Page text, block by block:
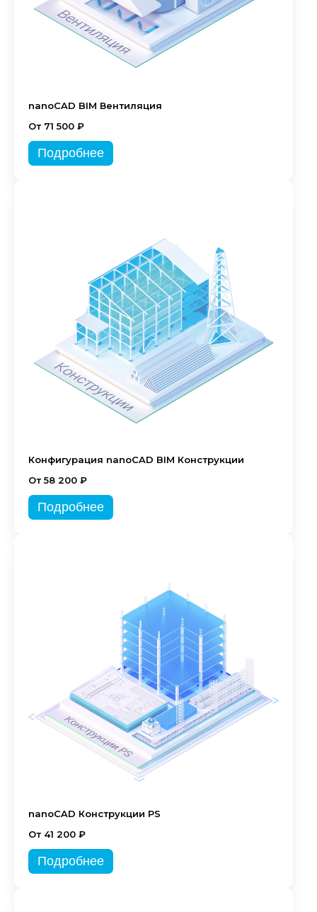
nanoCAD BIM Вентиляция
От 71 500 ₽
Подробнее
Конфигурация nanoCAD BIM Конструкции
От 58 200 ₽
Подробнее
nanoCAD Конструкции PS
От 41 200 ₽
Подробнее